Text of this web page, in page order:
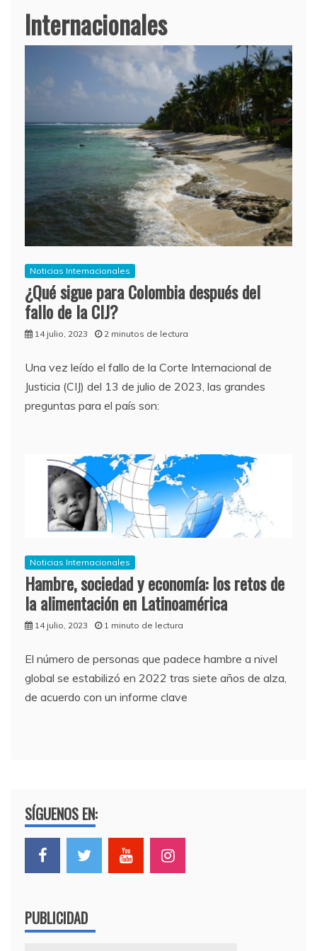
Internacionales
Noticias Internacionales
¿Qué sigue para Colombia después del
fallo de la CIJ?
14 julio, 2023 2 minutos de lectura
Una vez leído el fallo de la Corte Internacional de
Justicia (CIJ) del 13 de julio de 2023, las grandes
preguntas para el país son:
Noticias Internacionales
Hambre, sociedad y economía: los retos de
la alimentación en Latinoamérica
14 julio, 2023 1 minuto de lectura
El número de personas que padece hambre a nivel
global se estabilizó en 2022 tras siete años de alza,
de acuerdo con un informe clave
SÍGUENOS EN:
PUBLICIDAD